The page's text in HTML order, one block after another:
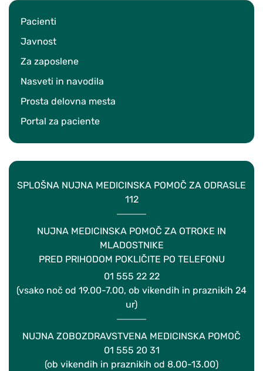
Pacienti
Javnost
Za zaposlene
Nasveti in navodila
Prosta delovna mesta
Portal za paciente
SPLOŠNA NUJNA MEDICINSKA POMOČ ZA ODRASLE
112
NUJNA MEDICINSKA POMOČ ZA OTROKE IN
MLADOSTNIKE
PRED PRIHODOM POKLIČITE PO TELEFONU
01 555 22 22
(vsako noč od 19.00-7.00, ob vikendih in praznikih 24
ur)
NUJNA ZOBOZDRAVSTVENA MEDICINSKA POMOČ
01 555 20 31
(ob vikendih in praznikih od 8.00-13.00)